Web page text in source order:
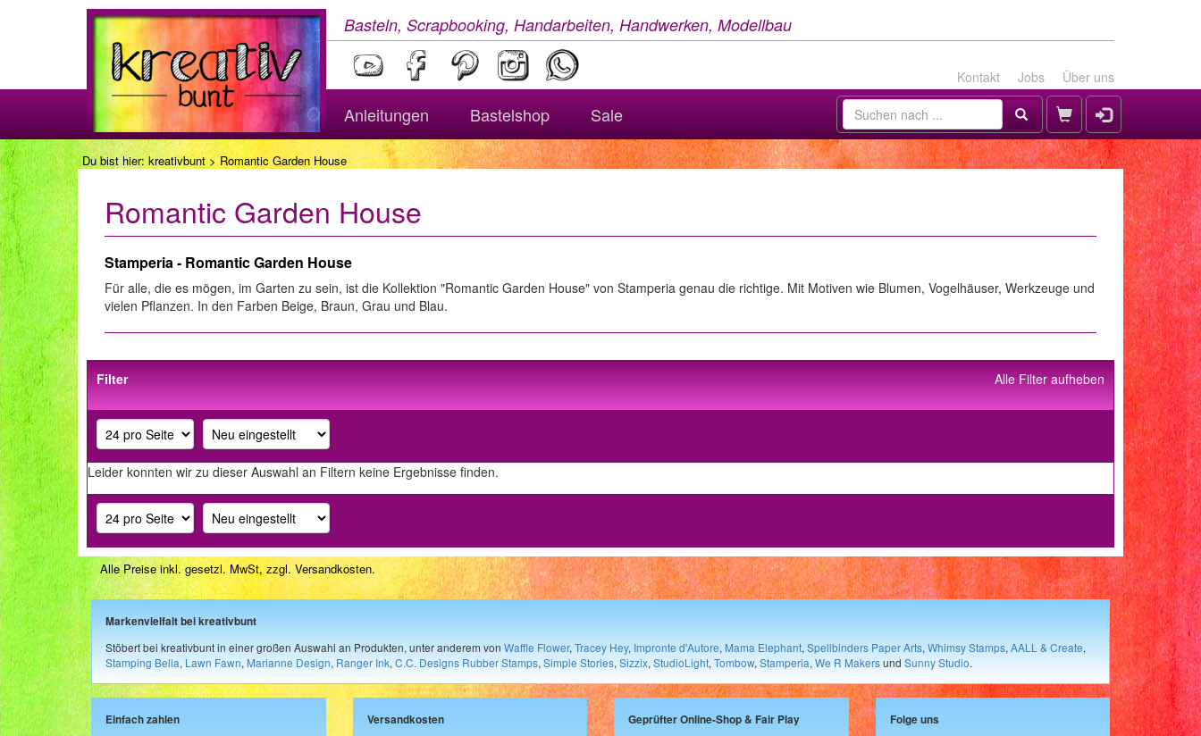
Basteln, Scrapbooking, Handarbeiten, Handwerken, Modellbau
Kontakt Jobs Über uns
Anleitungen Bastelshop Sale
Du bist hier: kreativbunt > Romantic Garden House
Romantic Garden House
Stamperia - Romantic Garden House
Für alle, die es mögen, im Garten zu sein, ist die Kollektion "Romantic Garden House" von Stamperia genau die richtige. Mit Motiven wie Blumen, Vogelhäuser, Werkzeuge und
vielen Pflanzen. In den Farben Beige, Braun, Grau und Blau.
Alle Filter aufheben
Filter
Leider konnten wir zu dieser Auswahl an Filtern keine Ergebnisse finden.
Alle Preise inkl. gesetzl. MwSt, zzgl. Versandkosten.
Markenvielfalt bei kreativbunt
Stöbert bei kreativbunt in einer großen Auswahl an Produkten, unter anderem von Waffle Flower, Tracey Hey, Impronte d'Autore, Mama Elephant, Spellbinders Paper Arts, Whimsy Stamps, AALL & Create,
Stamping Bella, Lawn Fawn, Marianne Design, Ranger Ink, C.C. Designs Rubber Stamps, Simple Stories, Sizzix, StudioLight, Tombow, Stamperia, We R Makersund Sunny Studio.
Einfach zahlen
Versandkosten
Geprüfter Online-Shop & Fair Play
Folge uns